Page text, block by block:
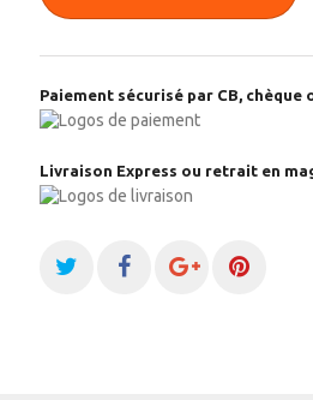
Paiement sécurisé par CB, chèque
Livraison Express ou retrait en